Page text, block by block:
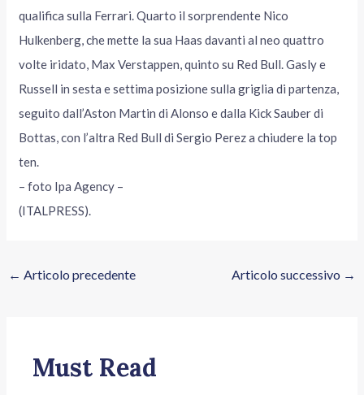
qualifica sulla Ferrari. Quarto il sorprendente Nico
Hulkenberg, che mette la sua Haas davanti al neo quattro
volte iridato, Max Verstappen, quinto su Red Bull. Gasly e
Russell in sesta e settima posizione sulla griglia di partenza,
seguito dall’Aston Martin di Alonso e dalla Kick Sauber di
Bottas, con l’altra Red Bull di Sergio Perez a chiudere la top
ten.
– foto Ipa Agency –
(ITALPRESS).
← Articolo precedente Articolo successivo →
Must Read